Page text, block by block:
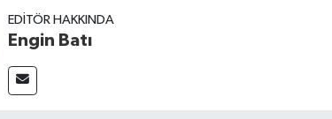
EDITÖR HAKKINDA
Engin Batı